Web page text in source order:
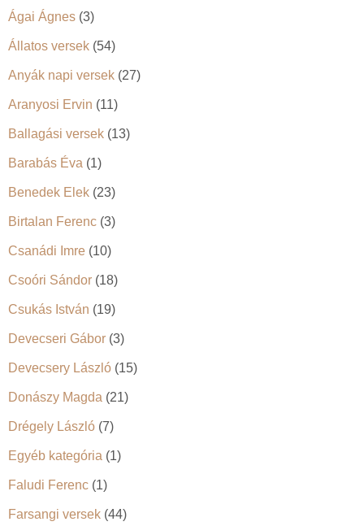
Ágai Ágnes (3)
Állatos versek (54)
Anyák napi versek (27)
Aranyosi Ervin (11)
Ballagási versek (13)
Barabás Éva (1)
Benedek Elek (23)
Birtalan Ferenc (3)
Csanádi Imre (10)
Csoóri Sándor (18)
Csukás István (19)
Devecseri Gábor (3)
Devecsery László (15)
Donászy Magda (21)
Drégely László (7)
Egyéb kategória (1)
Faludi Ferenc (1)
Farsangi versek (44)